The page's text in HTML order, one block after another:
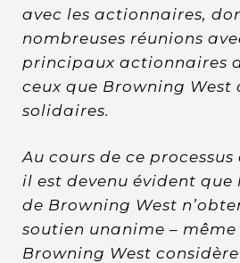
avec les actionnaires,
nombreuses réunions
principaux actionnaires
ceux que Browning West
solidaires.
Au cours de ce
il est devenu évident que
de Browning West
soutien unanime –
Browning West